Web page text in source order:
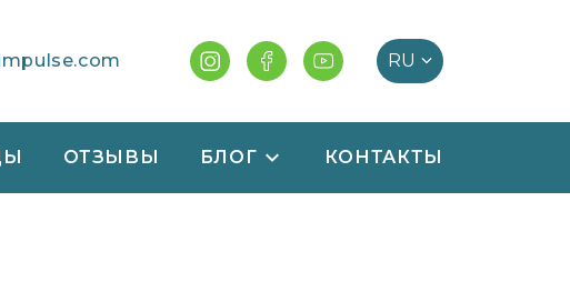
ОТЗЫВЫ БЛОГ КОНТАКТЫ